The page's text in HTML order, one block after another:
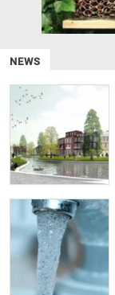
NEWS